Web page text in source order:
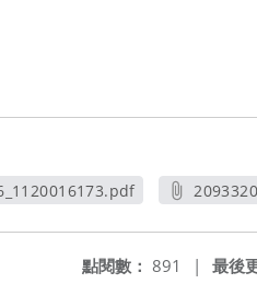
最後
點閱數： 891 |